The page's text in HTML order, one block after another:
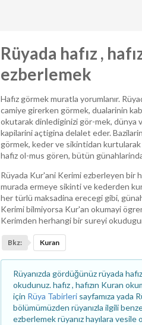
Rüyada hafız ,
ezberlemek
Hafız görmek muratla yorumlanır.
camiye girerken görmek, dualarinin
okutarak dinlediginizi gör-mek, dünya
kapilarini açtigina delalet eder.
görmek, keder ve sikintidan
hafiz ol-mus gören, bütün
Rüyada Kur'ani Kerimi ezberleyen bir
murada ermeye sikinti ve kederden
her türlü maksadina erecegi gibi,
Kerimi bilmiyorsa Kur'an okumayi
Kerimden herhangi bir sureyi
Bkz: Kuran
Rüyanızda gördüğünüz rüyada
okudunuz. hafız , hafızın Kuran
için Rüya Tabirleri sayfamıza yada
bölümümüzden rüyanızla ilgili
ezberlemek rüyanız hayılara vesile